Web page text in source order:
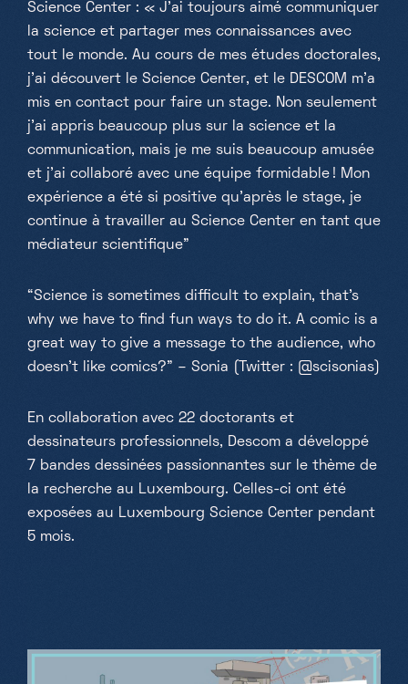
Science Center : « J'ai toujours aimé communiquer
la science et partager mes connaissances avec
tout le monde. Au cours de mes études doctorales,
j'ai découvert le Science Center, et le DESCOM m'a
mis en contact pour faire un stage. Non seulement
j'ai appris beaucoup plus sur la science et la
communication, mais je me suis beaucoup amusée
et j'ai collaboré avec une équipe formidable ! Mon
expérience a été si positive qu'après le stage, je
continue à travailler au Science Center en tant que
médiateur scientifique”
“Science is sometimes difficult to explain, that’s
why we have to find fun ways to do it. A comic is a
great way to give a message to the audience, who
doesn’t like comics?” – Sonia (Twitter : @scisonias)
En collaboration avec 22 doctorants et
dessinateurs professionnels, Descom a développé
7 bandes dessinées passionnantes sur le thème de
la recherche au Luxembourg. Celles-ci ont été
exposées au Luxembourg Science Center pendant
5 mois.